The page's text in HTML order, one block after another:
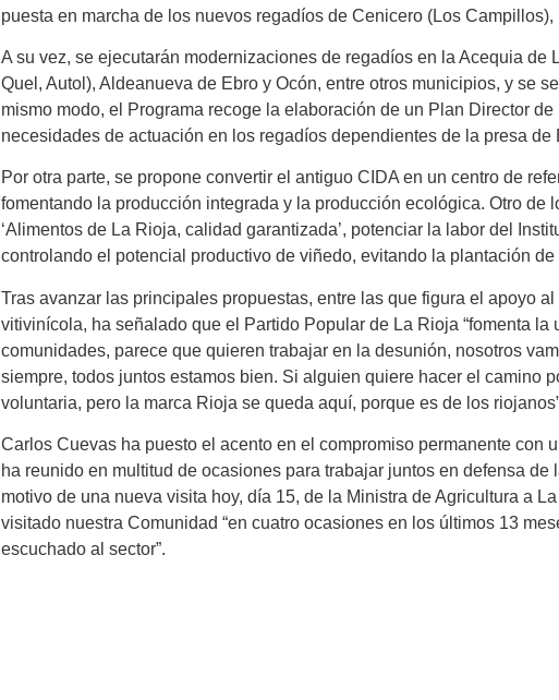
puesta en marcha de los nuevos regadíos de Cenicero (Los
A su vez, se ejecutarán modernizaciones de regadíos en la Acequia
Quel, Autol), Aldeanueva de Ebro y Ocón, entre otros municipios, y se
mismo modo, el Programa recoge la elaboración de un Plan Director
necesidades de actuación en los regadíos dependientes de la presa
Por otra parte, se propone convertir el antiguo CIDA en un centro de
fomentando la producción integrada y la producción ecológica. Otro de
‘Alimentos de La Rioja, calidad garantizada’, potenciar la labor del
controlando el potencial productivo de viñedo, evitando la plantación
Tras avanzar las principales propuestas, entre las que figura el apoyo
vitivinícola, ha señalado que el Partido Popular de La Rioja “fomenta
comunidades, parece que quieren trabajar en la desunión, nosotros
siempre, todos juntos estamos bien. Si alguien quiere hacer el camino
voluntaria, pero la marca Rioja se queda aquí, porque es de los
Carlos Cuevas ha puesto el acento en el compromiso permanente con
ha reunido en multitud de ocasiones para trabajar juntos en defensa
motivo de una nueva visita hoy, día 15, de la Ministra de Agricultura a
visitado nuestra Comunidad “en cuatro ocasiones en los últimos 13
escuchado al sector”.